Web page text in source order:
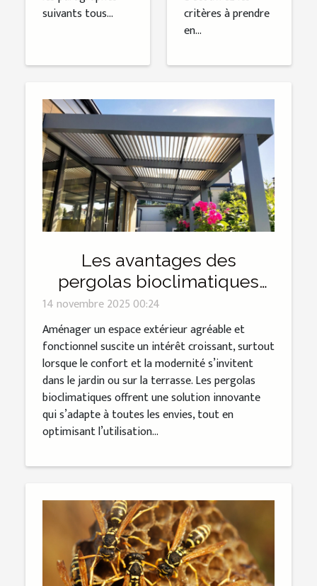
suivants tous...
critères à prendre
en...
Les avantages des
pergolas bioclimatiques
pour un espace extérieur
optimal
14 novembre 2025 00:24
Aménager un espace extérieur agréable et
fonctionnel suscite un intérêt croissant, surtout
lorsque le confort et la modernité s’invitent
dans le jardin ou sur la terrasse. Les pergolas
bioclimatiques offrent une solution innovante
qui s’adapte à toutes les envies, tout en
optimisant l’utilisation...